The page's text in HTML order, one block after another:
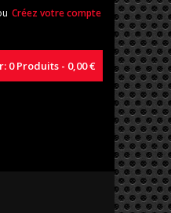
Créez votre compte
0Produits - 0,00 €